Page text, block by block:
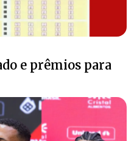
e prêmios para